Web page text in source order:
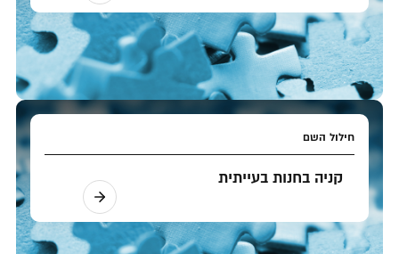
חילול השם
קניה בחנות בעייתית